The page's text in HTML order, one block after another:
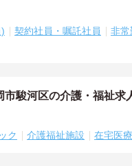
契約社員・嘱託社員
非常
市駿河区の介護・福祉求
ク 介護福祉施設 在宅医療